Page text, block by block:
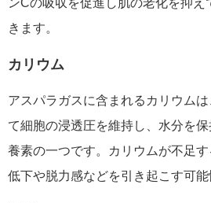
ンCの吸収を促進し肌の老化を抑
きます。
カリウム
アスパラガスに含まれるカリウム
て細胞の浸透圧を維持し、水分を
養素の一つです。カリウムが不足
低下や脱力感などを引き起こす可能